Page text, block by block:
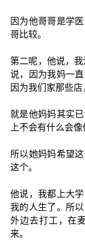
因为他哥哥是学
哥比较。
第二呢，他说，
说，因为我妈一
因为我们家那些店
就是他妈妈其实
上不会有什么会像
所以她妈妈希望
这个。
他说，我都上大
我的人生了。所
外边去打工，在
来。